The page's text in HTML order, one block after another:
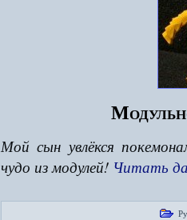
Мой сын увлёкся
чудо из модулей! Читать